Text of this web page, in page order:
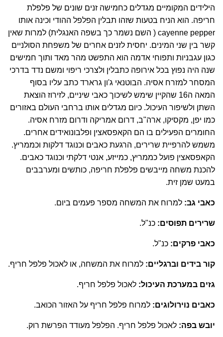
הילידים המקומיים מגדלים כחמישה זנים שונים של פלפלת
חריפה. הוא הניח בטעות שזהו תבלין הפלפל ההודי וכינה אותו
cayenne pepper ( השם נשמר כך בשפה האנגלית) למרות שאין
קשר בין שני המינים. יחסית לזנים אחרים של משפחת הסולניים
כגון עגבניות ותפוחי אדמה הוא התפשט מהר מאד ותוך חמישים
שנה היה נפוץ בכל אירופה כתבלין ולצרכי ריפוי ומשם נדד בדרכי
המסחר למזרח אסיה. הבוטנאי ג'ון גרארד כתב עליו בסוף
המאה ה16 שהקיין שימש לשיכוך כאבי שיניים, לזירוז הוצאת
השתן ולשיפור העיכול. כיום מגדלים אותו ברחבי העולם באזורים
כמו יפן, מקסיקו, ארה"ב, דרום אמריקה ודרום מזרח אסיה.
החומרים הפעילים בו הם הקאפסאצין ופלבונואידים אחרים.
משמש להרפיית שרירים, הרגעת כאבים וכנוגד דלקות וכממריץ.
הקאפסאצין פועל כממריץ, כמייזע, אנטי דלקתי וכנוגד כאבים.
להכנת משחה מייבשים פלפלת חריפה, כותשים ומערבבים
במעט שמן זית.
כאבי גב: למרוח את המשחה מספר פעמים ביום.
שרירים תפוסים: כנ"ל.
כאבי פרקים: כנ"ל.
קור בידים וברגליים: למרוח את המשחה, או לאכול פלפל חריף.
גזים במערכת העיכול: לאכול פלפל חריף.
כאבים נוירולוגים: למרוח פלפל חריף על האזור הכואב.
יובש בפה: לאכול פלפל חריף. הפלפל מעודד הפרשת רוק.